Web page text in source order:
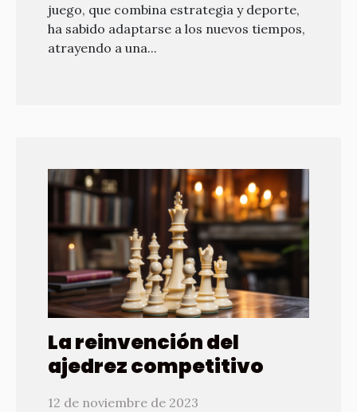
juego, que combina estrategia y deporte,
ha sabido adaptarse a los nuevos tiempos,
atrayendo a una...
La reinvención del
ajedrez competitivo
12 de noviembre de 2023